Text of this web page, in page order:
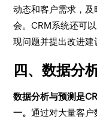
动态和客户需求，
会。CRM系统还可
现问题并提出改进建
四、数据分
数据分析与预测是
一。通过对大量客户